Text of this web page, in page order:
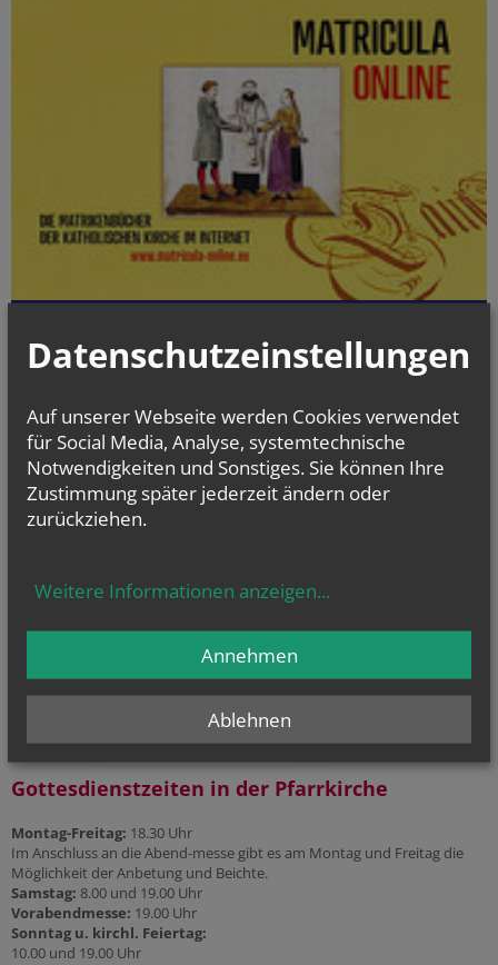
Matrikenführung an bis einschließlich 1938 können online kostenlos
und jederzeit eingesehen werden.
gottesdienst.at
Stundenbuch Online
(tägliche liturgische Texte)
Liturgischer Kalender
Gesprächsinsel
Priesternotrufnummer:
Gottesdienstzeiten in der Pfarrkirche
Montag-Freitag: 18.30 Uhr
Im Anschluss an die Abend-messe gibt es am Montag und Freitag die
Möglichkeit der Anbetung und Beichte.
Samstag: 8.00 und 19.00 Uhr
Vorabendmesse: 19.00 Uhr
Sonntag u. kirchl. Feiertag:
10.00 und 19.00 Uhr
Datenschutzeinstellungen
Auf unserer Webseite werden Cookies verwendet
für Social Media, Analyse, systemtechnische
Notwendigkeiten und Sonstiges. Sie können Ihre
Zustimmung später jederzeit ändern oder
zurückziehen.
Weitere Informationen anzeigen...
Ablehnen
Annehmen